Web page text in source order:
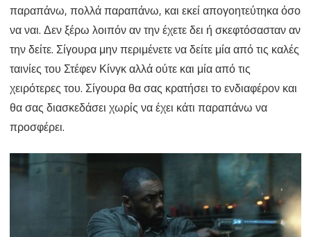
παραπάνω, πολλά παραπάνω, και εκεί απογοητεύτηκα όσο
να ναι. Δεν ξέρω λοιπόν αν την έχετε δει ή σκεφτόσασταν αν
την δείτε. Σίγουρα μην περιμένετε να δείτε μία από τις καλές
ταινίες του Στέφεν Κίνγκ αλλά ούτε και μία από τις
χειρότερες του. Σίγουρα θα σας κρατήσει το ενδιαφέρον και
θα σας διασκεδάσει χωρίς να έχει κάτι παραπάνω να
προσφέρει.